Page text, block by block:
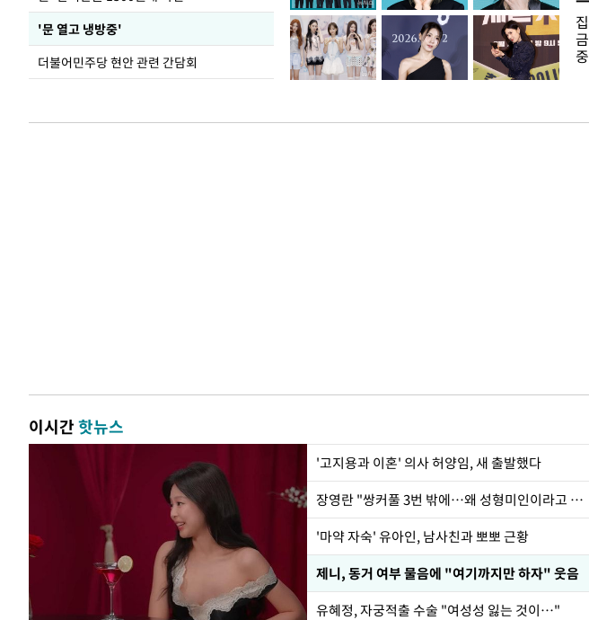
'문 열고 냉방중'
더불어민주당 현안 관련 간담회
이시간핫뉴스
'고지용과 이혼' 의사 허양임, 새 출발했다
장영란 "쌍커풀 3번 밖에…왜 성형미인이라고 하냐"
'마약 자숙' 유아인, 남사친과 뽀뽀 근황
제니, 동거 여부 물음에 "여기까지만 하자" 웃음
유혜정, 자궁적출 수술 "여성성 잃는 것이…"